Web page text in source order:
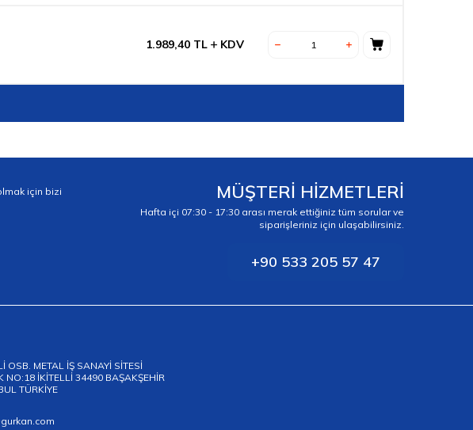
1.989,40 TL KDV
için bizi
MÜŞTERİ HİZMETLERİ
Hafta içi 07:30 - 17:30 arası merak ettiğiniz tüm sorular ve
siparişleriniz için ulaşabilirsiniz.
+90 533 205 57 47
OSB. METAL İŞ SANAYİ SİTESİ
NO:18 İKİTELLİ 34490 BAŞAKŞEHİR
TÜRKİYE